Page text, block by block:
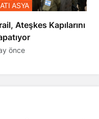
Ateşkes Kapılarını
ASYA
önce